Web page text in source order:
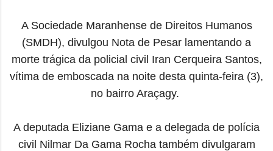
A Sociedade Maranhense de Direitos Humanos
(SMDH), divulgou Nota de Pesar lamentando a
morte trágica da policial civil Iran Cerqueira Santos,
vítima de emboscada na noite desta quinta-feira (3),
no bairro Araçagy.
A deputada Eliziane Gama e a delegada de polícia
civil Nilmar Da Gama Rocha também divulgaram